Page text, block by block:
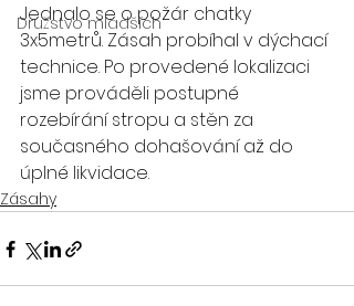
Družstvo mladších
Jednalo se o požár chatky
3x5metrů. Zásah probíhal v dýchací
technice. Po provedené lokalizaci
jsme prováděli postupné
rozebírání stropu a stěn za
současného dohašování až do
úplné likvidace.
Zásahy